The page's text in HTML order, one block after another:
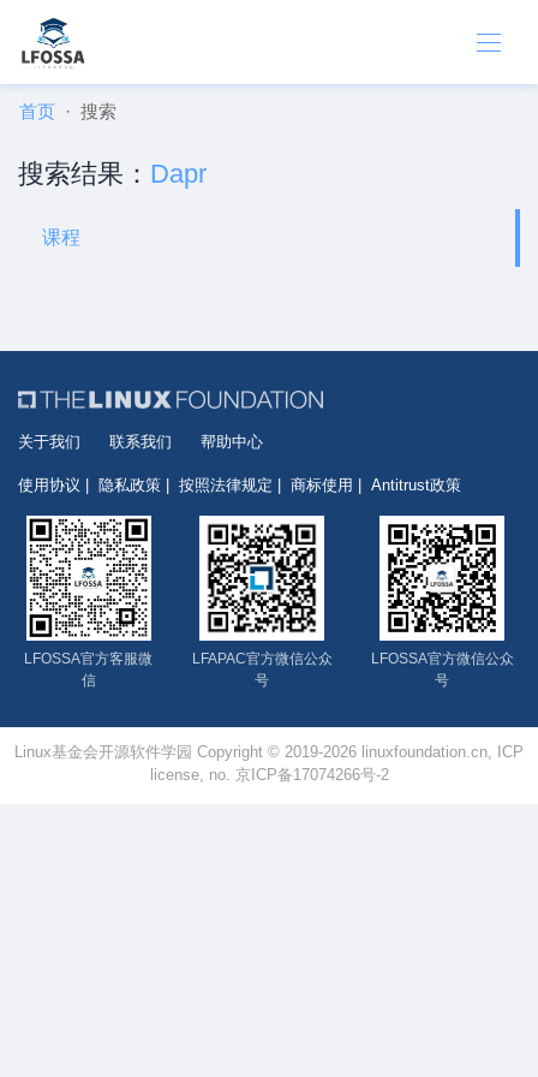
首页 搜索
搜索结果： Dapr
课程
关于我们 联系我们 帮助中心
使用协议 隐私政策 按照法律规定 商标使用 Antitrust政策
LFOSSA官方客服微
信
LFAPAC官方微信公众
号
LFOSSA官方微信公众
号
Linux基金会开源软件学园 Copyright © 2019-2026 linuxfoundation.cn, ICP
license, no. 京ICP备17074266号-2